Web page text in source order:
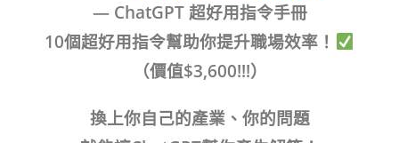
— ChatGPT 超好用指令手冊
10個超好用指令幫助你提升職場效率！
（價值$3,600!!!）
換上你自己的產業、你的問題